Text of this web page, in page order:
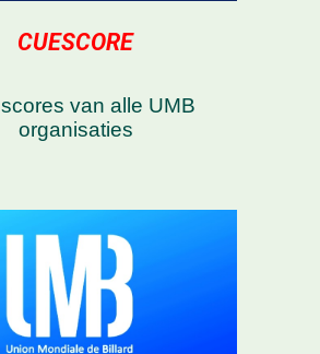
CUESCORE
van alle UMB
organisaties